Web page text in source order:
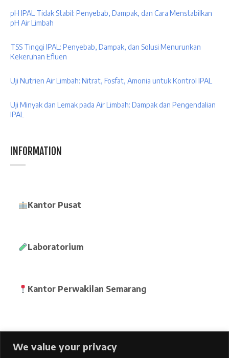
We value your privacy
pH IPAL Tidak Stabil: Penyebab, Dampak, dan Cara Menstabilkan
pH Air Limbah
TSS Tinggi IPAL: Penyebab, Dampak, dan Solusi Menurunkan
Kekeruhan Efluen
Uji Nutrien Air Limbah: Nitrat, Fosfat, Amonia untuk Kontrol IPAL
Uji Minyak dan Lemak pada Air Limbah: Dampak dan Pengendalian
IPAL
INFORMATION
Kantor Pusat
Laboratorium
Kantor Perwakilan Semarang
Home